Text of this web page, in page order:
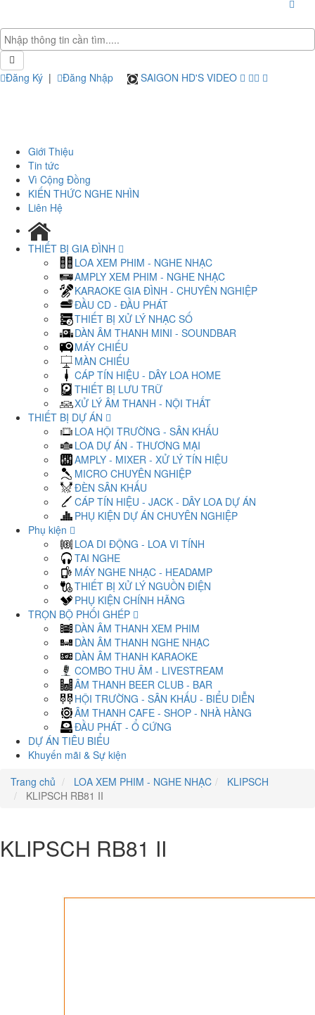
Đăng Ký | Đăng Nhập SAIGON HD'S VIDEO
Giới Thiệu
Tin tức
Vì Cộng Đồng
KIẾN THỨC NGHE NHÌN
Liên Hệ
THIẾT BỊ GIA ĐÌNH
LOA XEM PHIM - NGHE NHẠC
AMPLY XEM PHIM - NGHE NHẠC
KARAOKE GIA ĐÌNH - CHUYÊN NGHIỆP
ĐẦU CD - ĐẦU PHÁT
THIẾT BỊ XỬ LÝ NHẠC SỐ
DÀN ÂM THANH MINI - SOUNDBAR
MÁY CHIẾU
MÀN CHIẾU
CÁP TÍN HIỆU - DÂY LOA HOME
THIẾT BỊ LƯU TRỮ
XỬ LÝ ÂM THANH - NỘI THẤT
THIẾT BỊ DỰ ÁN
LOA HỘI TRƯỜNG - SÂN KHẤU
LOA DỰ ÁN - THƯƠNG MẠI
AMPLY - MIXER - XỬ LÝ TÍN HIỆU
MICRO CHUYÊN NGHIỆP
ĐÈN SÂN KHẤU
CÁP TÍN HIỆU - JACK - DÂY LOA DỰ ÁN
PHỤ KIỆN DỰ ÁN CHUYÊN NGHIỆP
Phụ kiện
LOA DI ĐỘNG - LOA VI TÍNH
TAI NGHE
MÁY NGHE NHẠC - HEADAMP
THIẾT BỊ XỬ LÝ NGUỒN ĐIỆN
PHỤ KIỆN CHÍNH HÃNG
TRỌN BỘ PHỐI GHÉP
DÀN ÂM THANH XEM PHIM
DÀN ÂM THANH NGHE NHẠC
DÀN ÂM THANH KARAOKE
COMBO THU ÂM - LIVESTREAM
ÂM THANH BEER CLUB - BAR
HỘI TRƯỜNG - SÂN KHẤU - BIỂU DIỄN
ÂM THANH CAFE - SHOP - NHÀ HÀNG
ĐẦU PHÁT - Ổ CỨNG
DỰ ÁN TIÊU BIỂU
Khuyến mãi & Sự kiện
Trang chủ
LOA XEM PHIM - NGHE NHẠC
KLIPSCH
KLIPSCH RB81 II
KLIPSCH RB81 II